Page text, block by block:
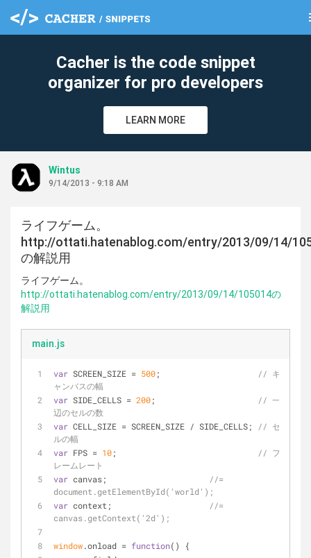
Cacher is the code snippet
organizer for pro developers
LEARN MORE
Wintus
9/14/2013 - 9:18 AM
ライフゲーム。
http://ottati.hatenablog.com/entry/2013/09/14/
の解説用
ライフゲーム。
http://ottati.hatenablog.com/entry/2013/09/14/105014の
解説用
main.js
var SCREEN_SIZE = 500;
// キ
ャンバスの幅
var SIDE_CELLS = 200;
// 一
辺のセルの数
var CELL_SIZE = SCREEN_SIZE / SIDE_CELLS;
// セ
ルの幅
var FPS = 10;
// フ
レームレート
var canvas;
//=
document.getElementById('world');
var context;
//=
canvas.getContext('2d');
window.onload = function( )
{